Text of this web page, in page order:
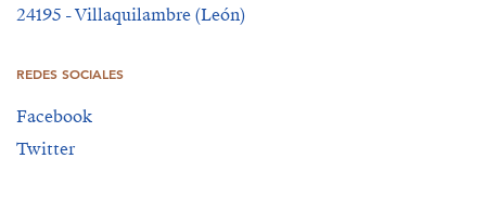
24195 - Villaquilambre (León)
REDES SOCIALES
Facebook
Twitter